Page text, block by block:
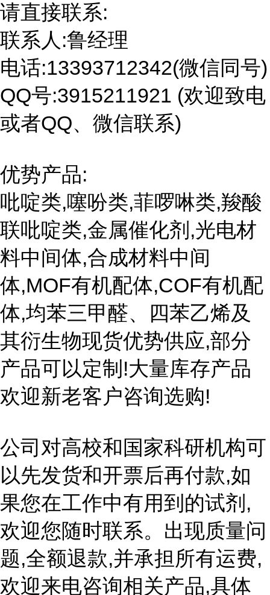
请直接联系:
联系人:鲁经理
电话:13393712342(微信同号)
QQ号:3915211921 (欢迎致电
或者QQ、微信联系)
优势产品:
吡啶类,噻吩类,菲啰啉类,羧酸
联吡啶类,金属催化剂,光电材
料中间体,合成材料中间
体,MOF有机配体,COF有机配
体,均苯三甲醛、四苯乙烯及
其衍生物现货优势供应,部分
产品可以定制!大量库存产品
欢迎新老客户咨询选购!
公司对高校和国家科研机构可
以先发货和开票后再付款,如
果您在工作中有用到的试剂,
欢迎您随时联系。出现质量问
题,全额退款,并承担所有运费,
欢迎来电咨询相关产品,具体